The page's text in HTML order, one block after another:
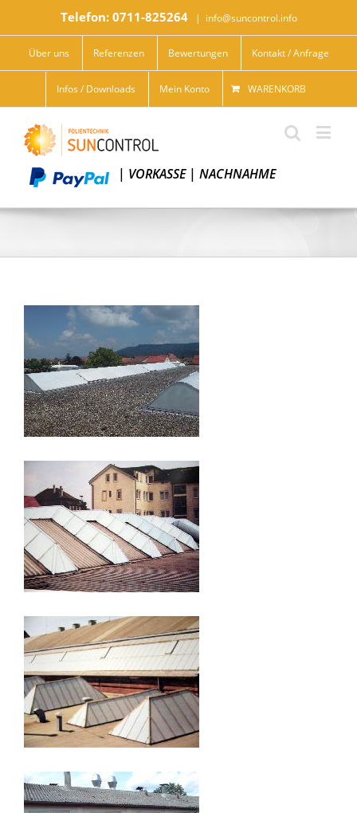
Telefon: 0711-825264 | info@suncontrol.info
Über uns Referenzen Bewertungen Kontakt / Anfrage
Infos / Downloads Mein Konto WARENKORB
| VORKASSE| NACHNAHME